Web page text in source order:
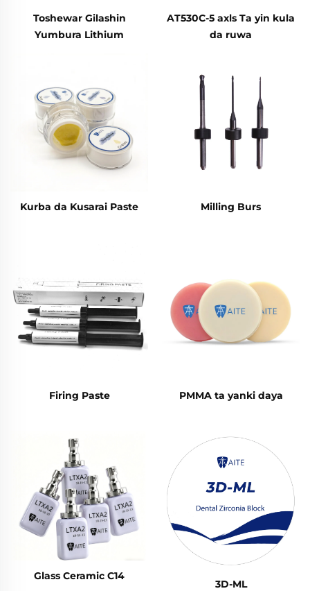
Toshewar Gilashin
Yumbura Lithium
AT530C-5 axls Ta yin kula
da ruwa
Kurba da Kusarai Paste Milling Burs
Firing Paste PMMA ta yanki daya
Glass Ceramic C14
3D-ML